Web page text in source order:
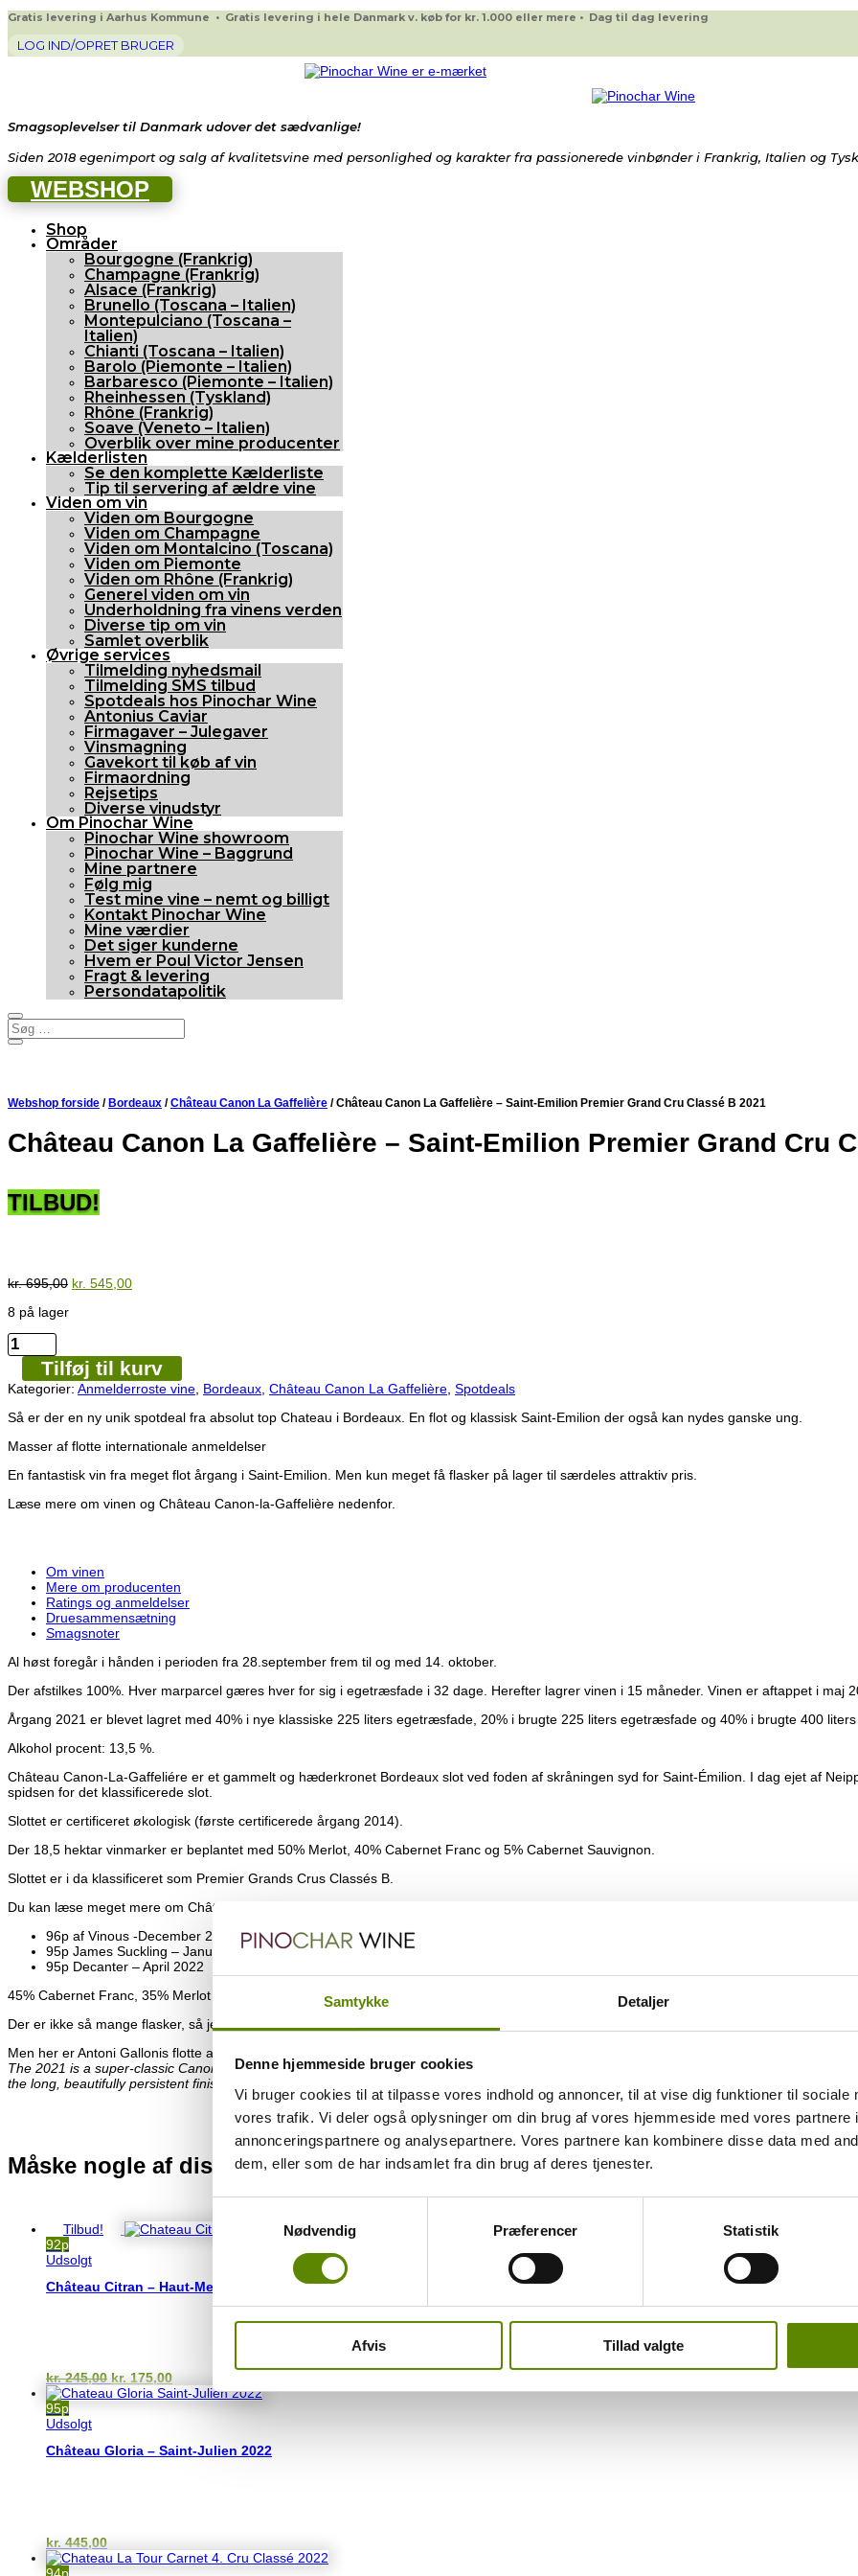
Samtykke Detaljer
Denne hjemmeside bruger cookies
Vi bruger cookies til at tilpasse vores indhold og annoncer, til at vise dig funktioner til sociale
vores trafik. Vi deler også oplysninger om din brug af vores hjemmeside med vores partnere
annonceringspartnere og analysepartnere. Vores partnere kan kombinere disse data med
dem, eller som de har indsamlet fra din brug af deres tjenester.
Nødvendig
Præferencer Statistik
Afvis Tillad valgte
Gratis levering i Aarhus Kommune • Gratis levering i hele Danmark v. køb for kr. 1.000 eller mere • Dag til dag levering
LOG IND/OPRET BRUGER
Smagsoplevelser til Danmark udover det sædvanlige!
Siden 2018 egenimport og salg af kvalitetsvine med personlighed og karakter fra passionerede vinbønder i Frankrig, Italien og
WEBSHOP
Shop
Områder
Bourgogne (Frankrig)
Champagne (Frankrig)
Alsace (Frankrig)
Brunello (Toscana – Italien)
Montepulciano (Toscana –
Italien)
Chianti (Toscana – Italien)
Barolo (Piemonte – Italien)
Barbaresco (Piemonte – Italien)
Rheinhessen (Tyskland)
Rhône (Frankrig)
Soave (Veneto – Italien)
Overblik over mine producenter
Kælderlisten
Se den komplette Kælderliste
Tip til servering af ældre vine
Viden om vin
Viden om Bourgogne
Viden om Champagne
Viden om Montalcino (Toscana)
Viden om Piemonte
Viden om Rhône (Frankrig)
Generel viden om vin
Underholdning fra vinens verden
Diverse tip om vin
Samlet overblik
Øvrige services
Tilmelding nyhedsmail
Tilmelding SMS tilbud
Spotdeals hos Pinochar Wine
Antonius Caviar
Firmagaver – Julegaver
Vinsmagning
Gavekort til køb af vin
Firmaordning
Rejsetips
Diverse vinudstyr
Om Pinochar Wine
Pinochar Wine showroom
Pinochar Wine – Baggrund
Mine partnere
Følg mig
Test mine vine – nemt og billigt
Kontakt Pinochar Wine
Mine værdier
Det siger kunderne
Hvem er Poul Victor Jensen
Fragt & levering
Persondatapolitik
Webshop forside / Bordeaux /Château Canon La Gaffelière / Château Canon La Gaffelière – Saint-Emilion Premier Grand Cru Classé B 2021
Château Canon La Gaffelière – Saint-Emilion Premier Grand Cru
TILBUD!
kr.695,00 Den
kr. 545,00Den
8 på lager
Château
Canon
Gaffelière
Saint-
Premier
Cru
B
Tilføj til kurv
Kategorier: Anmelderroste vine Bordeaux Château Canon La Gaffelière Spotdeals
Så er der en ny unik spotdeal fra absolut top Chateau i Bordeaux. En flot og klassisk Saint-Emilion der også kan nydes ganske ung.
Masser af flotte internationale anmeldelser
En fantastisk vin fra meget flot årgang i Saint-Emilion. Men kun meget få flasker på lager til særdeles attraktiv pris.
Læse mere om vinen og Château Canon-la-Gaffelière nedenfor.
Om vinen
Mere om producenten
Ratings og anmeldelser
Druesammensætning
Smagsnoter
Al høst foregår i hånden i perioden fra 28.september frem til og med 14. oktober.
Der afstilkes 100%. Hver marparcel gæres hver for sig i egetræsfade i 32 dage. Herefter lagrer vinen i 15 måneder. Vinen er aftappet i maj
Årgang 2021 er blevet lagret med 40% i nye klassiske 225 liters egetræsfade, 20% i brugte 225 liters egetræsfade og 40% i brugte 400
Alkohol procent: 13,5 %.
Château Canon-La-Gaffeliére er et gammelt og hæderkronet Bordeaux slot ved foden af skråningen syd for Saint-Émilion. I dag ejet af
spidsen for det klassificerede slot.
Slottet er certificeret økologisk (første certificerede årgang 2014).
Der 18,5 hektar vinmarker er beplantet med 50% Merlot, 40% Cabernet Franc og 5% Cabernet Sauvignon.
Slottet er i da klassificeret som Premier Grands Crus Classés B.
Du kan læse meget mere om Château Canon La Gaffelière på deres egen hjemmeside, som du finder
96p af Vinous -December 2023
95p James Suckling – Januar 2023
95p Decanter – April 2022
45% Cabernet Franc, 35% Merlot og 20% Cabernet Sauvignon
Der er ikke så mange flasker, så jeg får desværre ikke lavet en smagsnote.
Men her er Antoni Gallonis flotte anmeldelse:
“The 2021 Canon-La-Gaffelière is gorgeous, but it is also very closed today. I view that as a
The 2021 is a super-classic Canon-La-Gaffelière redolent of strong floral and mineral accents. Its energy and sheer breeding are truly
the long, beautifully persistent finish.”
Måske nogle af disse vine også kunne have din interesse?
Tilbud!
92p
Udsolgt
Château Citran – Haut-Medoc 2022
kr.245,00 Den
oprindelige
kr. 175,00Den
aktuelle
95p
Udsolgt
Château Gloria – Saint-Julien 2022
kr. 445,00
94p